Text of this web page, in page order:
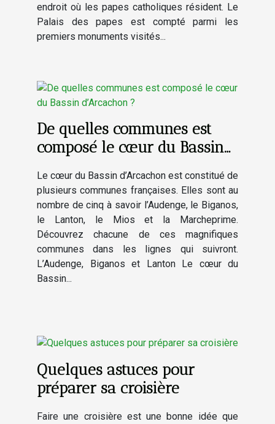
endroit où les papes catholiques résident. Le
Palais des papes est compté parmi les
premiers monuments visités...
De quelles communes est
composé le cœur du Bassin
Le cœur du Bassin d’Arcachon est constitué de
plusieurs communes françaises. Elles sont au
nombre de cinq à savoir l’Audenge, le Biganos,
le Lanton, le Mios et la Marcheprime.
Découvrez chacune de ces magnifiques
communes dans les lignes qui suivront.
L’Audenge, Biganos et Lanton Le cœur du
Bassin...
Quelques astuces pour
préparer sa croisière
Faire une croisière est une bonne idée que